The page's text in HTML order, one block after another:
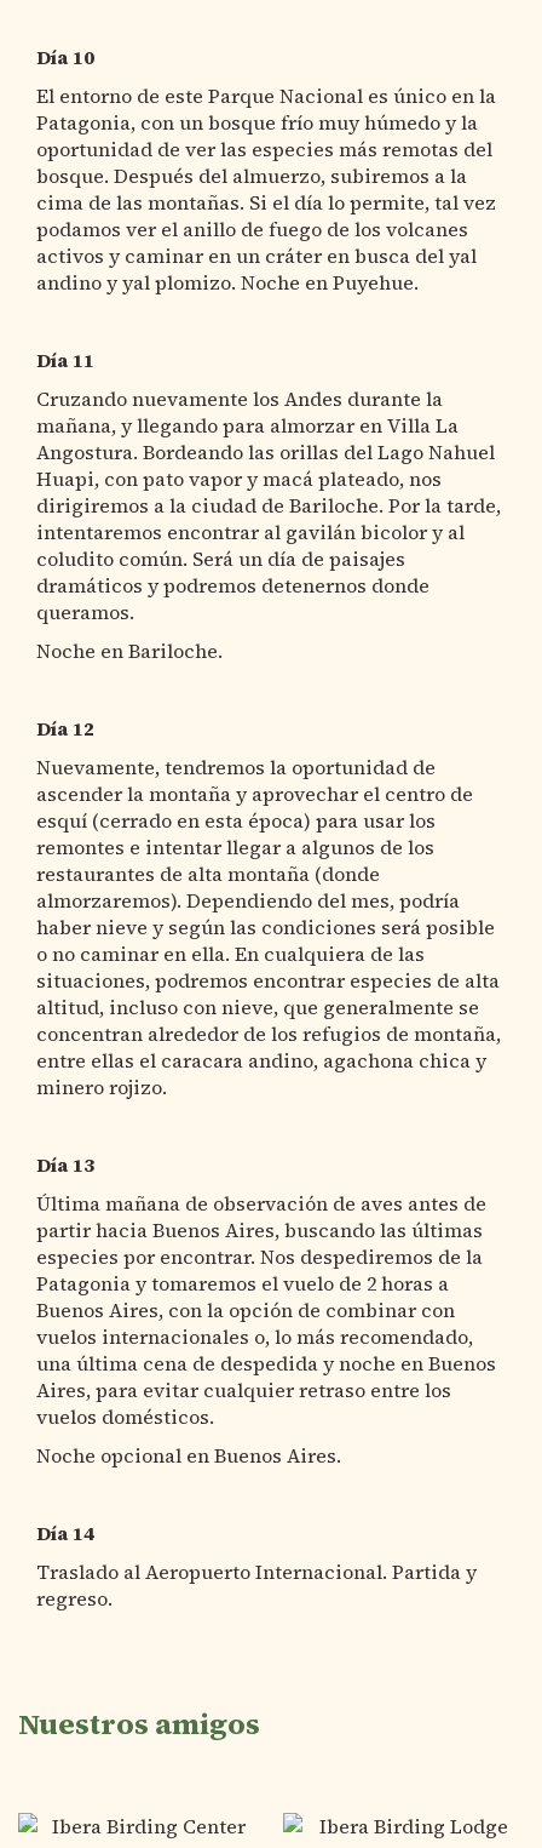
Día 10
El entorno de este Parque Nacional es único en la
Patagonia, con un bosque frío muy húmedo y la
oportunidad de ver las especies más remotas del
bosque. Después del almuerzo, subiremos a la
cima de las montañas. Si el día lo permite, tal vez
podamos ver el anillo de fuego de los volcanes
activos y caminar en un cráter en busca del yal
andino y yal plomizo. Noche en Puyehue.
Día 11
Cruzando nuevamente los Andes durante la
mañana, y llegando para almorzar en Villa La
Angostura. Bordeando las orillas del Lago Nahuel
Huapi, con pato vapor y macá plateado, nos
dirigiremos a la ciudad de Bariloche. Por la tarde,
intentaremos encontrar al gavilán bicolor y al
coludito común. Será un día de paisajes
dramáticos y podremos detenernos donde
queramos.
Noche en Bariloche.
Día 12
Nuevamente, tendremos la oportunidad de
ascender la montaña y aprovechar el centro de
esquí (cerrado en esta época) para usar los
remontes e intentar llegar a algunos de los
restaurantes de alta montaña (donde
almorzaremos). Dependiendo del mes, podría
haber nieve y según las condiciones será posible
o no caminar en ella. En cualquiera de las
situaciones, podremos encontrar especies de alta
altitud, incluso con nieve, que generalmente se
concentran alrededor de los refugios de montaña,
entre ellas el caracara andino, agachona chica y
minero rojizo.
Día 13
Última mañana de observación de aves antes de
partir hacia Buenos Aires, buscando las últimas
especies por encontrar. Nos despediremos de la
Patagonia y tomaremos el vuelo de 2 horas a
Buenos Aires, con la opción de combinar con
vuelos internacionales o, lo más recomendado,
una última cena de despedida y noche en Buenos
Aires, para evitar cualquier retraso entre los
vuelos domésticos.
Noche opcional en Buenos Aires.
Día 14
Traslado al Aeropuerto Internacional. Partida y
regreso.
Nuestros amigos